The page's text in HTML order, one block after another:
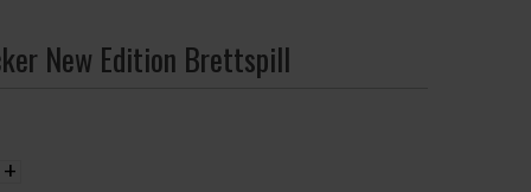
New Edition Brettspill
+